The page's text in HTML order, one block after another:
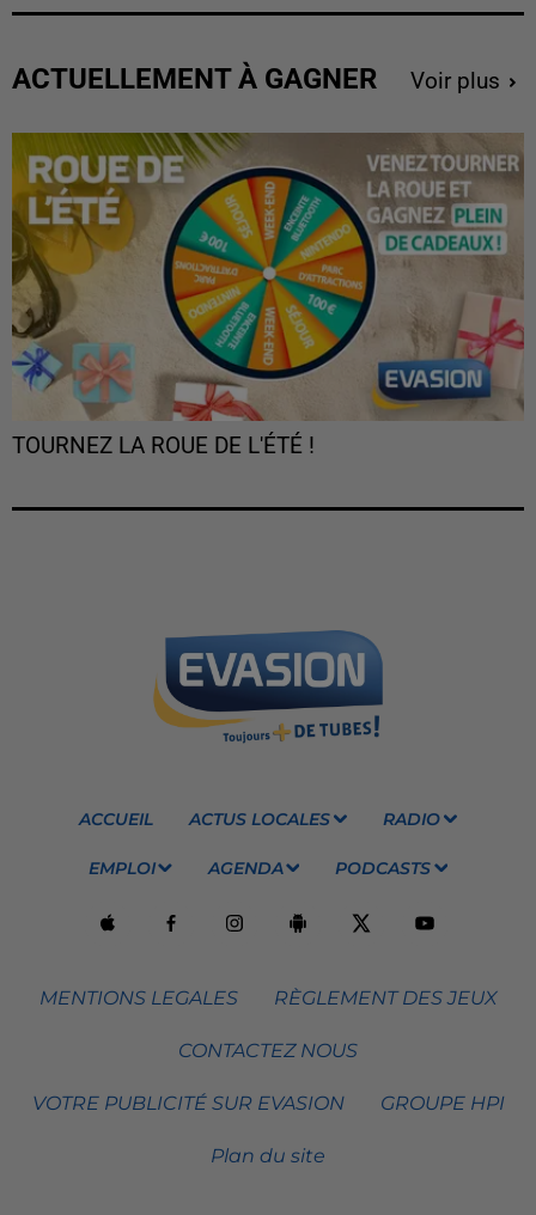
ACTUELLEMENT À GAGNER Voir plus
TOURNEZ LA ROUE DE L'ÉTÉ !
ACCUEIL ACTUS LOCALES RADIO
EMPLOI AGENDA PODCASTS
MENTIONS LEGALES RÈGLEMENT DES JEUX
CONTACTEZ NOUS
VOTRE PUBLICITÉ SUR EVASION GROUPE HPI
Plan du site